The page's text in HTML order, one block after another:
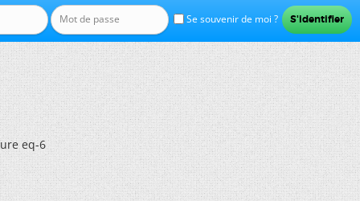
Se souvenir de moi ?
eq-6